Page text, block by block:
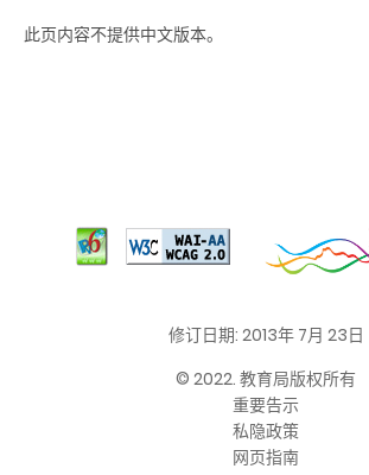
此页内容不提供中文版本。
修订日期: 2013年 7月 23日
© 2022. 教育局版权所有
重要告示
私隐政策
网页指南